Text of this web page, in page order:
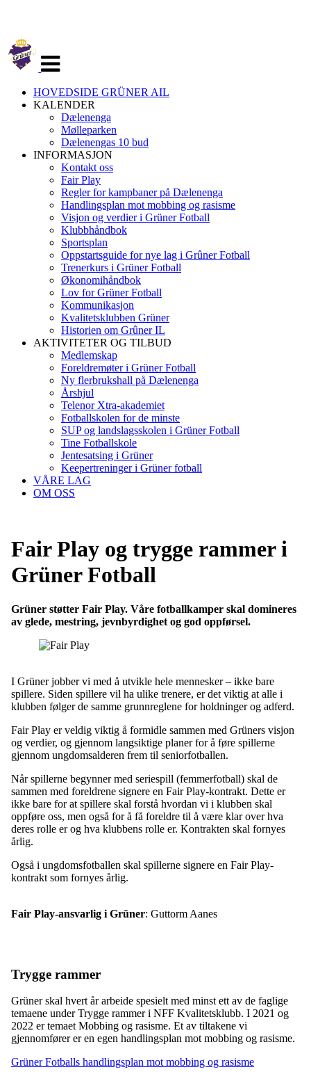
navigasjon
HOVEDSIDE GRÜNER AIL
KALENDER
Dælenenga
Mølleparken
Dælenengas 10 bud
INFORMASJON
Kontakt oss
Fair Play
Regler for kampbaner på Dælenenga
Handlingsplan mot mobbing og rasisme
Visjon og verdier i Grüner Fotball
Klubbhåndbok
Sportsplan
Oppstartsguide for nye lag i Grûner Fotball
Trenerkurs i Grüner Fotball
Økonomihåndbok
Lov for Grüner Fotball
Kommunikasjon
Kvalitetsklubben Grüner
Historien om Grûner IL
AKTIVITETER OG TILBUD
Medlemskap
Foreldremøter i Grüner Fotball
Ny flerbrukshall på Dælenenga
Årshjul
Telenor Xtra-akademiet
Fotballskolen for de minste
SUP og landslagsskolen i Grüner Fotball
Tine Fotballskole
Jentesatsing i Grüner
Keepertreninger i Grüner fotball
VÅRE LAG
OM OSS
Fair Play og trygge rammer i
Grüner Fotball
Grüner støtter Fair Play. Våre fotballkamper skal domineres
av glede, mestring, jevnbyrdighet og god oppførsel.
I Grüner jobber vi med å utvikle hele mennesker – ikke bare
spillere. Siden spillere vil ha ulike trenere, er det viktig at alle i
klubben følger de samme grunnreglene for holdninger og adferd.
Fair Play er veldig viktig å formidle sammen med Grüners visjon
og verdier, og gjennom langsiktige planer for å føre spillerne
gjennom ungdomsalderen frem til seniorfotballen.
Når spillerne begynner med seriespill (femmerfotball) skal de
sammen med foreldrene signere en Fair Play-kontrakt. Dette er
ikke bare for at spillere skal forstå hvordan vi i klubben skal
oppføre oss, men også for å få foreldre til å være klar over hva
deres rolle er og hva klubbens rolle er. Kontrakten skal fornyes
årlig.
Også i ungdomsfotballen skal spillerne signere en Fair Play-
kontrakt som fornyes årlig.
Fair Play-ansvarlig i Grüner: Guttorm Aanes
Trygge rammer
Grüner skal hvert år arbeide spesielt med minst ett av de faglige
temaene under Trygge rammer i NFF Kvalitetsklubb. I 2021 og
2022 er temaet Mobbing og rasisme. Et av tiltakene vi
gjennomfører er en egen handlingsplan mot mobbing og rasisme.
Grüner Fotballs handlingsplan mot mobbing og rasisme